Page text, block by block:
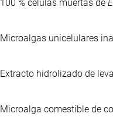
100 % células muertas de
Microalgas unicelulares
Extracto hidrolizado de
Microalga comestible de